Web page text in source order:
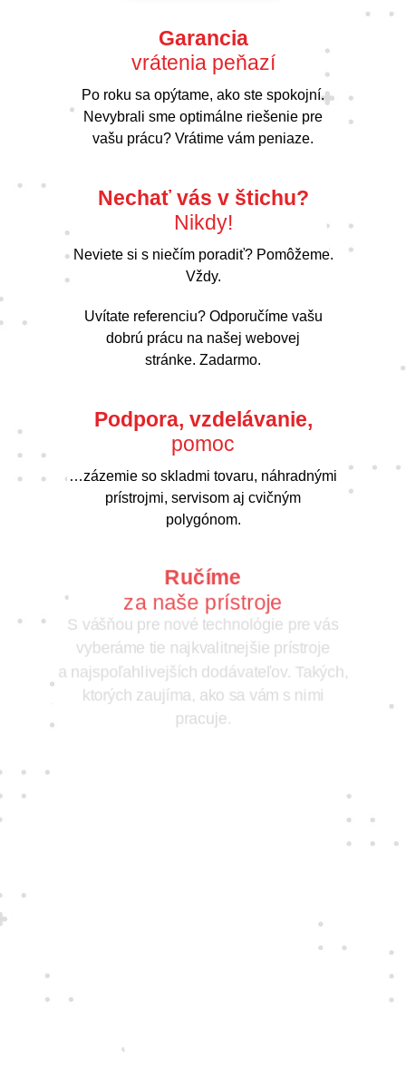
Garancia
vrátenia peňazí
Po roku sa opýtame, ako ste spokojní.
Nevybrali sme optimálne riešenie pre
vašu prácu? Vrátime vám peniaze.
Nechať vás v štichu?
Nikdy!
Neviete si s niečím poradiť? Pomôžeme.
Vždy.
Uvítate referenciu? Odporučíme vašu
dobrú prácu na našej webovej
stránke. Zadarmo.
Podpora, vzdelávanie,
pomoc
…zázemie so skladmi tovaru, náhradnými
prístrojmi, servisom aj cvičným
polygónom.
Ručíme
za naše prístroje
S vášňou pre nové technológie pre vás
vyberáme tie najkvalitnejšie prístroje
a najspoľahlivejších dodávateľov. Takých,
ktorých zaujíma, ako sa vám s nimi
pracuje.